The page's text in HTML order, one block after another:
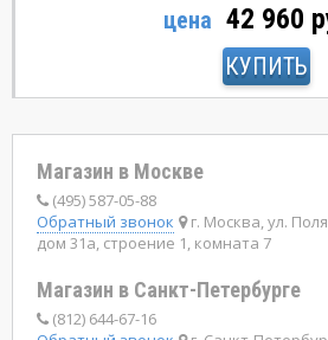
цена 42 960
КУПИТЬ
Магазин в Москве
(495) 587-05-88
Обратный звонок
г. Москва, ул.
дом 31а, строение 1, комната 7
Магазин в Санкт-Петербурге
(812) 644-67-16